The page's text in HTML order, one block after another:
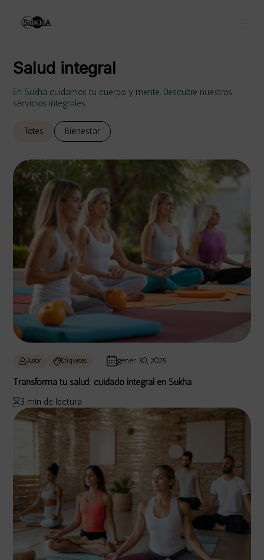
Salud integral
En Sukha cuidamos tu cuerpo y mente. Descubre nuestros
servicios integrales.
Totes Bienestar
Autor Etiquetes gener 30, 2025
Transforma tu salud: cuidado integral en Sukha
3 min de lectura